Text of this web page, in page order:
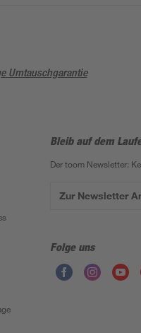
Umtauschgarantie
Bleib auf dem
Der toom Newsletter:
Zur Newsletter
Folge uns